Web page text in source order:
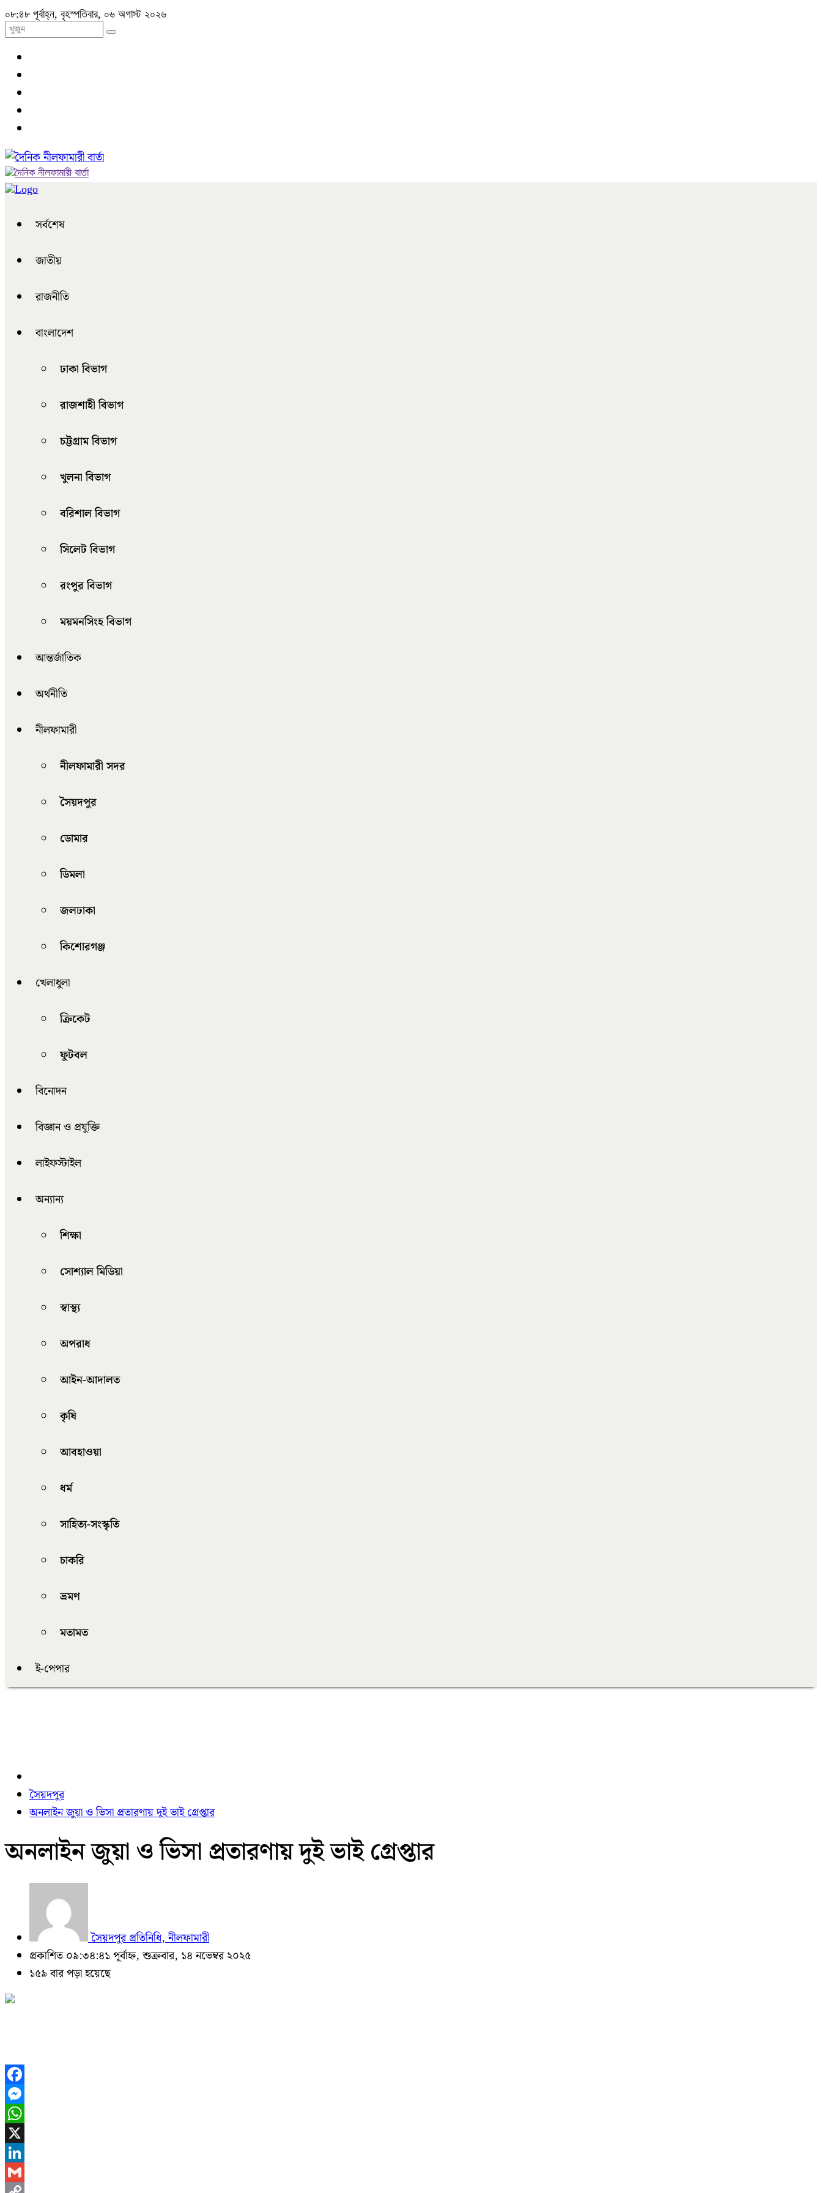
০৮:৪৮ পূর্বাহ্ন, বৃহস্পতিবার, ০৬ অগাস্ট ২০২৬
সর্বশেষ
জাতীয়
রাজনীতি
বাংলাদেশ
ঢাকা বিভাগ
রাজশাহী বিভাগ
চট্টগ্রাম বিভাগ
খুলনা বিভাগ
বরিশাল বিভাগ
সিলেট বিভাগ
রংপুর বিভাগ
ময়মনসিংহ বিভাগ
আন্তর্জাতিক
অর্থনীতি
নীলফামারী
নীলফামারী সদর
সৈয়দপুর
ডোমার
ডিমলা
জলঢাকা
কিশোরগঞ্জ
খেলাধুলা
ক্রিকেট
ফুটবল
বিনোদন
বিজ্ঞান ও প্রযুক্তি
লাইফস্টাইল
অন্যান্য
শিক্ষা
সোশ্যাল মিডিয়া
স্বাস্থ্য
অপরাধ
আইন-আদালত
কৃষি
আবহাওয়া
ধর্ম
সাহিত্য-সংস্কৃতি
চাকরি
ভ্রমণ
মতামত
ই-পেপার
সৈয়দপুর
অনলাইন জুয়া ও ভিসা প্রতারণায় দুই ভাই গ্রেপ্তার
অনলাইন জুয়া ও ভিসা প্রতারণায় দুই ভাই গ্রেপ্তার
সৈয়দপুর প্রতিনিধি, নীলফামারী
প্রকাশিত ০৯:৩৪:৪১ পূর্বাহ্ন, শুক্রবার, ১৪ নভেম্বর ২০২৫
১৫৯ বার পড়া হয়েছে
Facebook
Messenger
WhatsApp
X
LinkedIn